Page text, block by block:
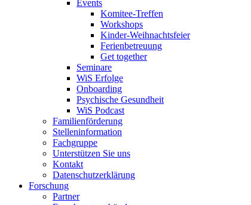
Events
Komitee-Treffen
Workshops
Kinder-Weihnachtsfeier
Ferienbetreuung
Get together
Seminare
WiS Erfolge
Onboarding
Psychische Gesundheit
WiS Podcast
Familienförderung
Stelleninformation
Fachgruppe
Unterstützen Sie uns
Kontakt
Datenschutzerklärung
Forschung
Partner